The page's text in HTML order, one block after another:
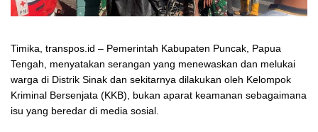
Timika, transpos.id – Pemerintah Kabupaten Puncak, Papua
Tengah, menyatakan serangan yang menewaskan dan melukai
warga di Distrik Sinak dan sekitarnya dilakukan oleh Kelompok
Kriminal Bersenjata (KKB), bukan aparat keamanan sebagaimana
isu yang beredar di media sosial.